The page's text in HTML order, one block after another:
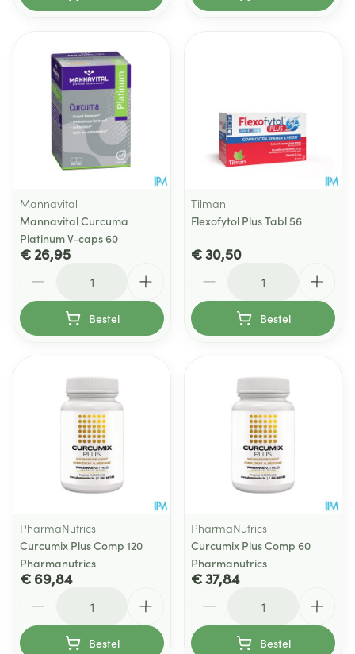
Mannavital
Mannavital Curcuma
Platinum V-caps 60
€ 26,95
Bestel
Tilman
Flexofytol Plus Tabl 56
€ 30,50
Bestel
PharmaNutrics
Curcumix Plus Comp 120
Pharmanutrics
€ 69,84
Bestel
PharmaNutrics
Curcumix Plus Comp 60
Pharmanutrics
€ 37,84
Bestel